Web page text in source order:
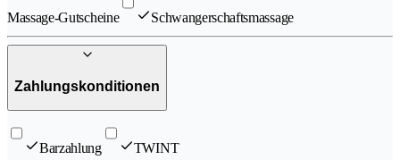
Massage-Gutscheine Schwangerschaftsmassage
Zahlungskonditionen
Barzahlung TWINT